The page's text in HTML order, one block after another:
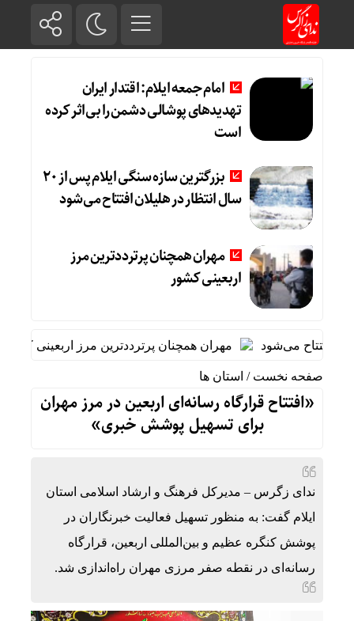
امام جمعه ایلام: اقتدار ایران
تهدیدهای پوشالی دشمن را بی‌اثر کرده
است
بزرگترین سازه سنگی ایلام پس از ۲۰
سال انتظار در هلیلان افتتاح می‌شود
مهران همچنان پرترددترین مرز
اربعینی کشور
مهران همچنان پرترددترین مرز اربعینی کشور
صفحه نخست / استان ها
«افتتاح قرارگاه رسانه‌ای اربعین در مرز مهران
برای تسهیل پوشش خبری»
ندای زگرس – مدیرکل فرهنگ و ارشاد اسلامی استان
ایلام گفت: به منظور تسهیل فعالیت خبرنگاران در
پوشش کنگره عظیم و بین‌المللی اربعین، قرارگاه
رسانه‌ای در نقطه صفر مرزی مهران راه‌اندازی شد.